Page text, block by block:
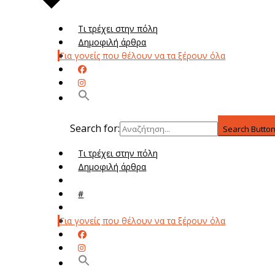
Τι τρέχει στην πόλη
Δημοφιλή άρθρα
Για γονείς που θέλουν να τα ξέρουν όλα
Search for: Search
Τι τρέχει στην πόλη
Δημοφιλή άρθρα
#
Για γονείς που θέλουν να τα ξέρουν όλα